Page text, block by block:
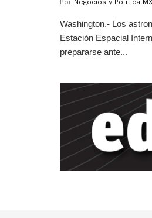
Por Negocios y Política MX
Washington.- Los
Estación Espacial
prepararse ante...